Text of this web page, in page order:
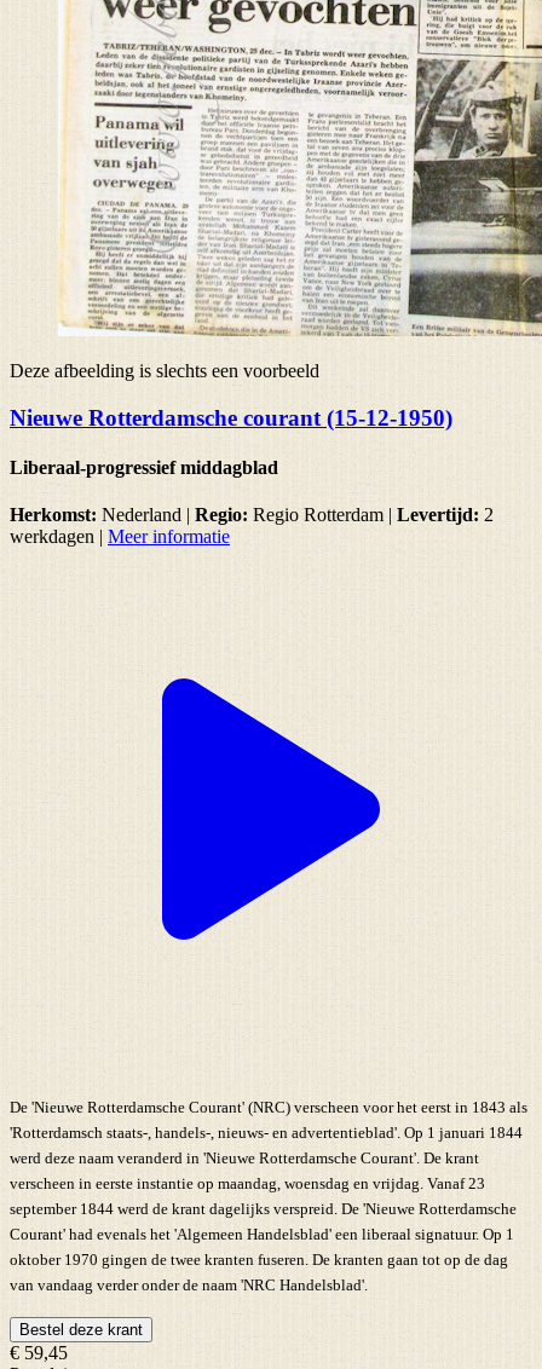
Deze afbeelding is slechts een voorbeeld
Nieuwe Rotterdamsche courant (15-12-1950)
Liberaal-progressief middagblad
Herkomst: Nederland | Regio: Regio Rotterdam | Levertijd: 2
werkdagen | Meer informatie
De 'Nieuwe Rotterdamsche Courant' (NRC) verscheen voor het eerst in 1843 als
'Rotterdamsch staats-, handels-, nieuws- en advertentieblad'. Op 1 januari 1844
werd deze naam veranderd in 'Nieuwe Rotterdamsche Courant'. De krant
verscheen in eerste instantie op maandag, woensdag en vrijdag. Vanaf 23
september 1844 werd de krant dagelijks verspreid. De 'Nieuwe Rotterdamsche
Courant' had evenals het 'Algemeen Handelsblad' een liberaal signatuur. Op 1
oktober 1970 gingen de twee kranten fuseren. De kranten gaan tot op de dag
van vandaag verder onder de naam 'NRC Handelsblad'.
Bestel deze krant
€ 59,45